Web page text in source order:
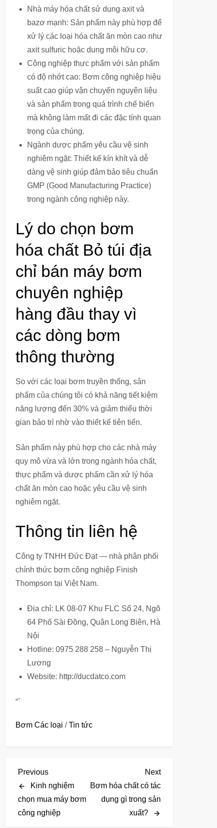
Nhà máy hóa chất sử dụng axit và
bazơ mạnh: Sản phẩm này phù hợp để
xử lý các loại hóa chất ăn mòn cao như
axit sulfuric hoặc dung môi hữu cơ.
Công nghiệp thực phẩm với sản phẩm
có độ nhớt cao: Bơm công nghiệp hiệu
suất cao giúp vận chuyển nguyên liệu
và sản phẩm trong quá trình chế biến
mà không làm mất đi các đặc tính quan
trọng của chúng.
Ngành dược phẩm yêu cầu vệ sinh
nghiêm ngặt: Thiết kế kín khít và dễ
dàng vệ sinh giúp đảm bảo tiêu chuẩn
GMP (Good Manufacturing Practice)
trong ngành công nghiệp này.
Lý do chọn bơm
hóa chất Bỏ túi địa
chỉ bán máy bơm
chuyên nghiệp
hàng đầu thay vì
các dòng bơm
thông thường
So với các loại bơm truyền thống, sản
phẩm của chúng tôi có khả năng tiết kiệm
năng lượng đến 30% và giảm thiểu thời
gian bảo trì nhờ vào thiết kế tiên tiến.
Sản phẩm này phù hợp cho các nhà máy
quy mô vừa và lớn trong ngành hóa chất,
thực phẩm và dược phẩm cần xử lý hóa
chất ăn mòn cao hoặc yêu cầu vệ sinh
nghiêm ngặt.
Thông tin liên hệ
Công ty TNHH Đức Đạt — nhà phân phối
chính thức bơm công nghiệp Finish
Thompson tại Việt Nam.
Địa chỉ: LK 08-07 Khu FLC Số 24, Ngõ
64 Phố Sài Đồng, Quận Long Biên, Hà
Nội
Hotline: 0975 288 258 – Nguyễn Thị
Lương
Website: http://ducdatco.com
“`
Bơm Các loại /Tin tức
Đ
i
ề
Previous
Post
Previous
Kinh nghiệm
chọn mua máy bơm
công nghiệp
Next
Post
Next
Bơm hóa chất có tác
dụng gì trong sản
xuất?